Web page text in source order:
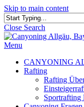
Skip to main content
Close Search
Menu
CANYONING
Rafting
Rafting
Sportrafting